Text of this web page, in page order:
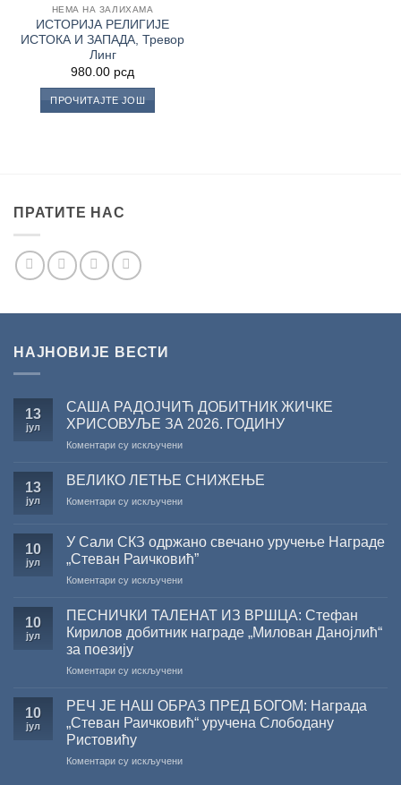
НЕМА НА ЗАЛИХАМА
ИСТОРИЈА РЕЛИГИЈЕ
ИСТОКА И ЗАПАДА, Тревор
Линг
980.00 рсд
ПРОЧИТАЈТЕ ЈОШ
ПРАТИТЕ НАС
НАЈНОВИЈЕ ВЕСТИ
13
јул
САША РАДОЈЧИЋ ДОБИТНИК ЖИЧКЕ
ХРИСОВУЉЕ ЗА 2026. ГОДИНУ
Коментари су искљученина
РАДОЈЧИЋ
ЖИЧКЕ
2026.
ГОДИНУ
13
јул
ВЕЛИКО ЛЕТЊЕ СНИЖЕЊЕ
Коментари су искљученина
СНИЖЕЊЕ
10
јул
У Сали СКЗ одржано свечано уручење Награде
„Стеван Раичковић”
Коментари су искљученина
Сали
одржано
уручење
„Стеван
Раичковић”
10
јул
ПЕСНИЧКИ ТАЛЕНАТ ИЗ ВРШЦА: Стефан
Кирилов добитник награде „Милован Данојлић“
за поезију
Коментари су искљученина
ТАЛЕНАТ
ИЗ
ВРШЦА:
Кирилов
10
јул
РЕЧ ЈЕ НАШ ОБРАЗ ПРЕД БОГОМ: Награда
„Стеван Раичковић“ уручена Слободану
Ристовићу
Коментари су искљученина